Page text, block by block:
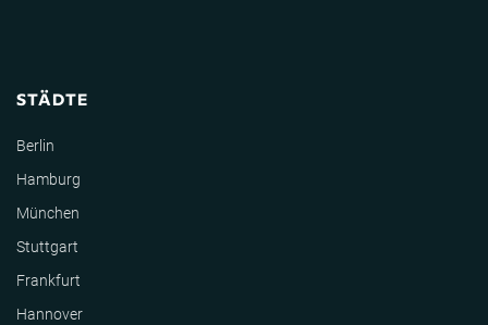
STÄDTE
Berlin
Hamburg
München
Stuttgart
Frankfurt
Hannover